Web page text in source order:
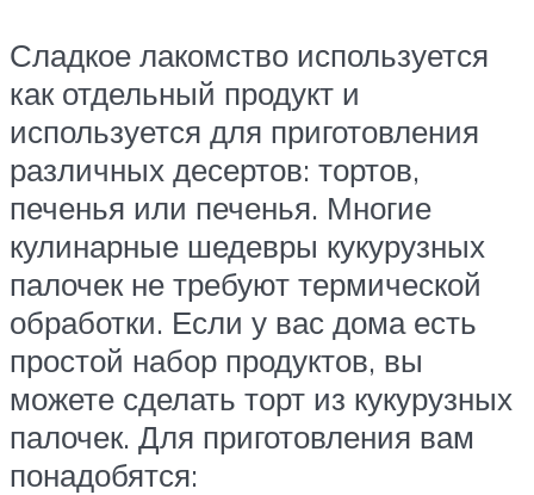
Сладкое лакомство используется
как отдельный продукт и
используется для приготовления
различных десертов: тортов,
печенья или печенья. Многие
кулинарные шедевры кукурузных
палочек не требуют термической
обработки. Если у вас дома есть
простой набор продуктов, вы
можете сделать торт из кукурузных
палочек. Для приготовления вам
понадобятся: